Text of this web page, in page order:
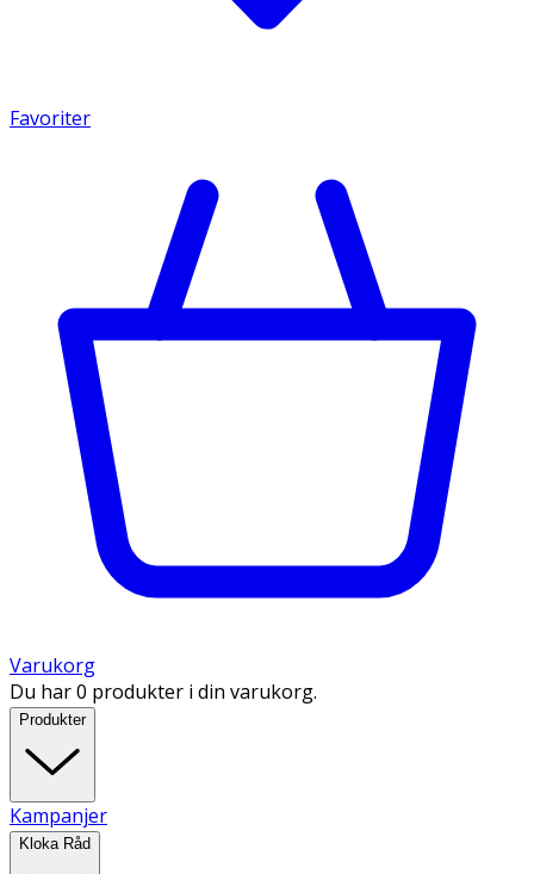
Favoriter
Varukorg
Du har 0 produkter i din varukorg.
Produkter
Kampanjer
Kloka Råd